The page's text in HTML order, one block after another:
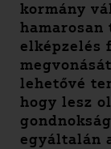
kormány
elképzelés
lehetővé
hogy lesz
egyáltalán